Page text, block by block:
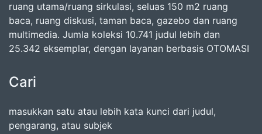
ruang utama/ruang sirkulasi, seluas 150 m2 ruang
baca, ruang diskusi, taman baca, gazebo dan ruang
multimedia. Jumla koleksi 10.741 judul lebih dan
25.342 eksemplar, dengan layanan berbasis OTOMASI
Cari
masukkan satu atau lebih kata kunci dari judul,
pengarang, atau subjek